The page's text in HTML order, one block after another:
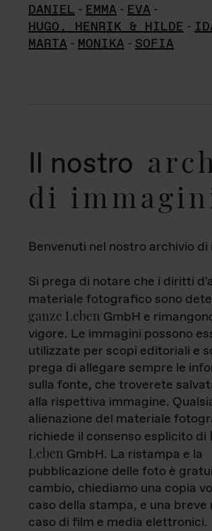
DANIEL - EMMA - EVA -
HUGO, HENRIK & HILDE -
MARTA - MONIKA - SOFIA
Il nostro
di
Benvenuti nel nostro archivio di
Si prega di notare che i diritti
materiale fotografico sono
ganze Leben GmbH e
vigore. Le immagini possono
utilizzate per scopi editoriali e
prega di allegare sempre le
sulla fonte, che troverete
alla rispettiva immagine.
alienazione del materiale
richiede il consenso esplicito di
Leben GmbH. La ristampa e la
pubblicazione delle foto è
cambio, chiediamo una copia
caso della stampa, e una
caso di film e media elettronici.